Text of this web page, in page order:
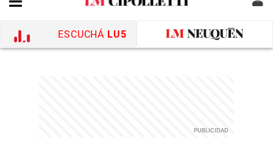
ESCUCHÁ LU5